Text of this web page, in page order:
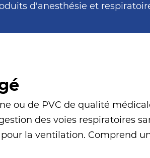
d'anesthésie et
ou de PVC de qualité
des voies respiratoires
la ventilation. Comprend